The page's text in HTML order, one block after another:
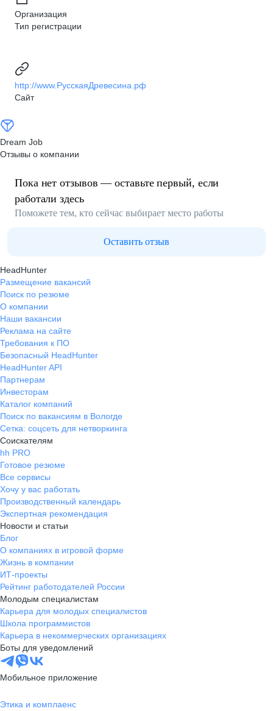
Организация
Тип регистрации
http://www.РусскаяДревесина.рф
Сайт
Dream Job
Отзывы о компании
Пока нет отзывов — оставьте первый, если
работали здесь
Поможете тем, кто сейчас выбирает место работы
Оставить отзыв
HeadHunter
Размещение вакансий
Поиск по резюме
О компании
Наши вакансии
Реклама на сайте
Требования к ПО
Безопасный HeadHunter
HeadHunter API
Партнерам
Инвесторам
Каталог компаний
Поиск по вакансиям в Вологде
Сетка: соцсеть для нетворкинга
Соискателям
hh PRO
Готовое резюме
Все сервисы
Хочу у вас работать
Производственный календарь
Экспертная рекомендация
Новости и статьи
Блог
О компаниях в игровой форме
Жизнь в компании
ИТ-проекты
Рейтинг работодателей России
Молодым специалистам
Карьера для молодых специалистов
Школа программистов
Карьера в некоммерческих организациях
Боты для уведомлений
Мобильное приложение
Этика и комплаенс